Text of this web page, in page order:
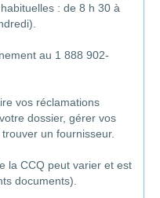
: de 8 h 30 à
au 1 888 902-
vos réclamations
dossier, gérer vos
un fournisseur.
la CCQ peut varier et est
documents).